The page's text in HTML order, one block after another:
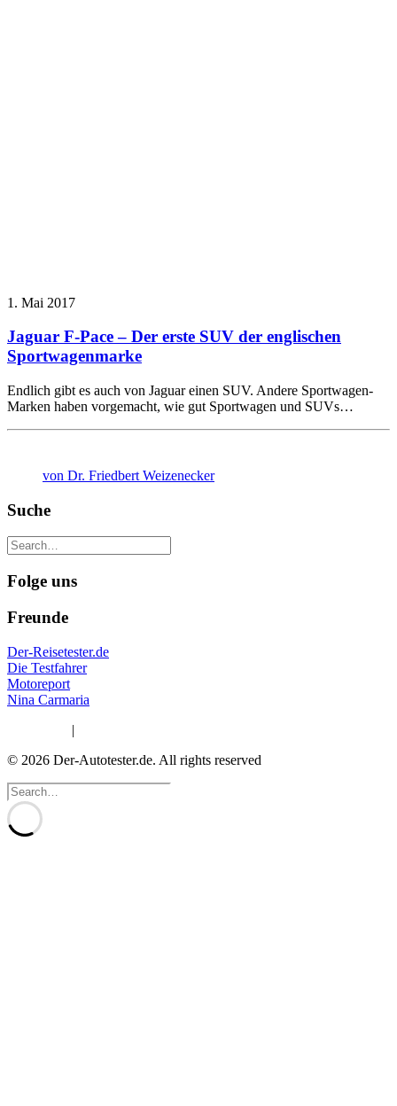
1. Mai 2017
Jaguar F-Pace – Der erste SUV der englischen
Sportwagenmarke
Endlich gibt es auch von Jaguar einen SUV. Andere Sportwagen-
Marken haben vorgemacht, wie gut Sportwagen und SUVs…
von Dr. Friedbert Weizenecker
Suche
Folge uns
Freunde
Der-Reisetester.de
Die Testfahrer
Motoreport
Nina Carmaria
|
© 2026 Der-Autotester.de. All rights reserved